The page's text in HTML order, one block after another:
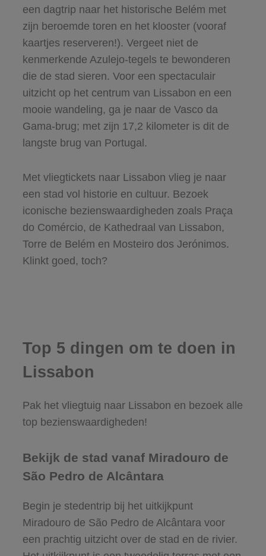
een dagtrip naar het historische Belém met
zijn beroemde toren en het klooster (vooraf
kaartjes reserveren!). Vergeet niet de
kenmerkende Azulejo-tegels te bewonderen
die de stad sieren. Voor een spectaculair
uitzicht op het centrum van Lissabon en een
mooie wandeling, ga je naar de Vasco da
Gama-brug; met zijn 17,2 kilometer is dit de
langste brug van Portugal.
Met vliegtickets naar Lissabon vlieg je naar
een stad vol historie en cultuur. Bezoek
iconische bezienswaardigheden zoals Praça
do Comércio, de Kathedraal van Lissabon,
Torre de Belém en Mosteiro dos Jerónimos.
Klinkt goed, toch?
Top 5 dingen om te doen in
Lissabon
Pak het vliegtuig naar Lissabon en bezoek alle
top bezienswaardigheden!
Bekijk de stad vanaf Miradouro de
São Pedro de Alcântara
Begin je stedentrip bij het uitkijkpunt
Miradouro de São Pedro de Alcântara voor
een prachtig uitzicht over de stad en de rivier.